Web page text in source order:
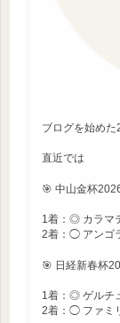
ブログを始めた
直近では
🎯 中山金杯
1着：◎ カラマ
2着：◯ アンゴ
🎯 日経新春杯
1着：◎ ゲルチ
2着：◯ ファミ